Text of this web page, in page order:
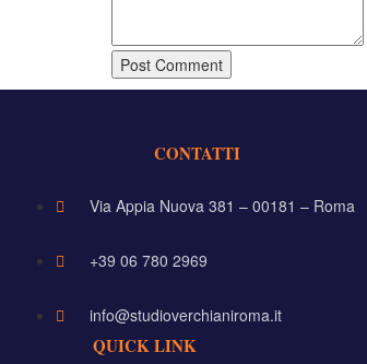
CONTATTI
Via Appia Nuova 381 – 00181 – Roma
+39 06 780 2969
info@studioverchianiroma.it
QUICK LINK